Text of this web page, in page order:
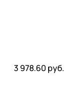
3 978.60 руб.